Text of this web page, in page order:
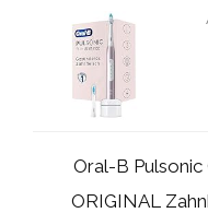
Oral-B
ORIGINAL